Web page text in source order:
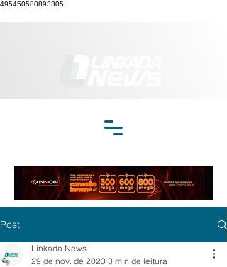
495450580893305
Post
Linkada News
29 de nov. de 2023 3 min de leitura